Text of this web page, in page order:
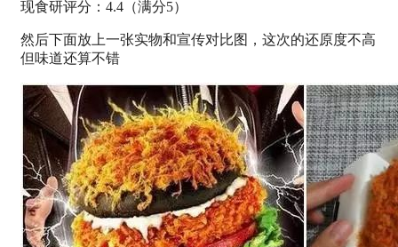
现食研评分：4.4（满分5）
然后下面放上一张实物和宣传对比图，这次的还原度不高
但味道还算不错